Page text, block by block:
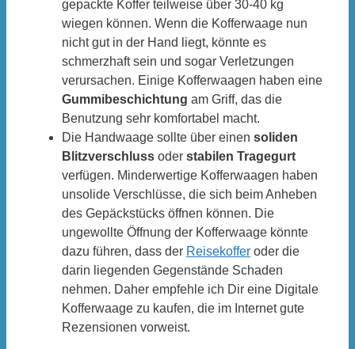
gepackte Koffer teilweise über 30-40 kg
wiegen können. Wenn die Kofferwaage nun
nicht gut in der Hand liegt, könnte es
schmerzhaft sein und sogar Verletzungen
verursachen. Einige Kofferwaagen haben eine
Gummibeschichtung am Griff, das die
Benutzung sehr komfortabel macht.
Die Handwaage sollte über einen soliden
Blitzverschluss oder stabilen Tragegurt
verfügen. Minderwertige Kofferwaagen haben
unsolide Verschlüsse, die sich beim Anheben
des Gepäckstücks öffnen können. Die
ungewollte Öffnung der Kofferwaage könnte
dazu führen, dass der Reisekoffer oder die
darin liegenden Gegenstände Schaden
nehmen. Daher empfehle ich Dir eine Digitale
Kofferwaage zu kaufen, die im Internet gute
Rezensionen vorweist.